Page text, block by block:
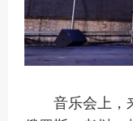
音乐会上，